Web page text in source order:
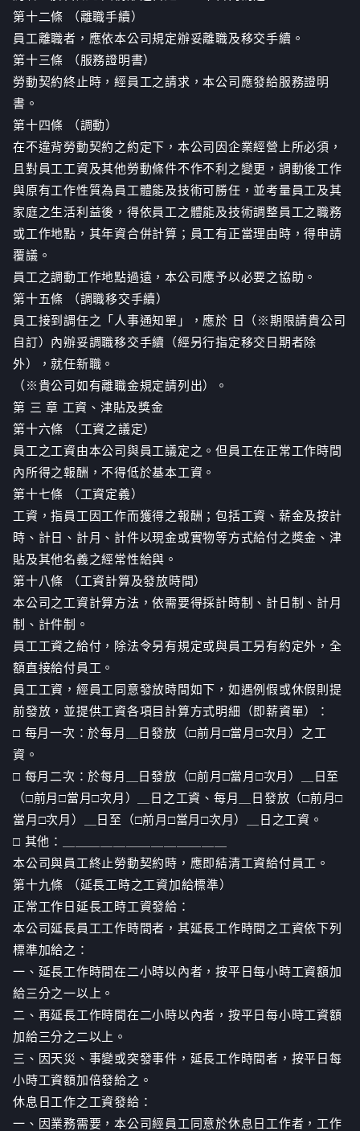
第十二條 （離職手續）
員工離職者，應依本公司規定辦妥離職及移交手續。
第十三條 （服務證明書）
勞動契約終止時，經員工之請求，本公司應發給服務證明
書。
第十四條 （調動）
在不違背勞動契約之約定下，本公司因企業經營上所必須，
且對員工工資及其他勞動條件不作不利之變更，調動後工作
與原有工作性質為員工體能及技術可勝任，並考量員工及其
家庭之生活利益後，得依員工之體能及技術調整員工之職務
或工作地點，其年資合併計算；員工有正當理由時，得申請
覆議。
員工之調動工作地點過遠，本公司應予以必要之協助。
第十五條 （調職移交手續）
員工接到調任之「人事通知單」，應於 日（※期限請貴公司
自訂）內辦妥調職移交手續（經另行指定移交日期者除
外），就任新職。
（※貴公司如有離職金規定請列出）。
第 三 章 工資、津貼及獎金
第十六條 （工資之議定）
員工之工資由本公司與員工議定之。但員工在正常工作時間
內所得之報酬，不得低於基本工資。
第十七條 （工資定義）
工資，指員工因工作而獲得之報酬；包括工資、薪金及按計
時、計日、計月、計件以現金或實物等方式給付之獎金、津
貼及其他名義之經常性給與。
第十八條 （工資計算及發放時間）
本公司之工資計算方法，依需要得採計時制、計日制、計月
制、計件制。
員工工資之給付，除法令另有規定或與員工另有約定外，全
額直接給付員工。
員工工資，經員工同意發放時間如下，如遇例假或休假則提
前發放，並提供工資各項目計算方式明細（即薪資單）：
□ 每月一次：於每月＿日發放（□前月□當月□次月）之工
資。
□ 每月二次：於每月＿日發放（□前月□當月□次月）＿日至
（□前月□當月□次月）＿日之工資、每月＿日發放（□前月□
當月□次月）＿日至（□前月□當月□次月）＿日之工資。
□ 其他：＿＿＿＿＿＿＿＿＿＿＿＿＿
本公司與員工終止勞動契約時，應即結清工資給付員工。
第十九條 （延長工時之工資加給標準）
正常工作日延長工時工資發給：
本公司延長員工工作時間者，其延長工作時間之工資依下列
標準加給之：
一、延長工作時間在二小時以內者，按平日每小時工資額加
給三分之一以上。
二、再延長工作時間在二小時以內者，按平日每小時工資額
加給三分之二以上。
三、因天災、事變或突發事件，延長工作時間者，按平日每
小時工資額加倍發給之。
休息日工作之工資發給：
一、因業務需要，本公司經員工同意於休息日工作者，工作